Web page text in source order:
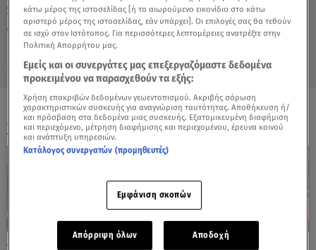
Σάββατο 8 Αυγούστου 2026
24.07.25, 22:14 ΠΟΛΙΤΙΚΗ
ΟΛΑ ΤΑ ΒΙΝΤΕΟ
Μητσοτάκης: Σχεδιάζει
Μαρκόπουλος Κατά Άδωνι
κάτω μέρος της ιστοσελίδας [ή το αιωρούμενο εικονίδιο στο κάτω
αριστερό μέρος της ιστοσελίδας, εάν υπάρχει]. Οι επιλογές σας θα τεθούν
σε ισχύ στον Ιστότοπος. Για περισσότερες λεπτομέρειες ανατρέξτε στην
Πολιτική Απορρήτου μας.
Εμείς και οι συνεργάτες μας επεξεργαζόμαστε δεδομένα
προκειμένου να παρασχεθούν τα εξής:
Χρήση επακριβών δεδομένων γεωεντοπισμού. Ακριβής σάρωση
χαρακτηριστικών συσκευής για αναγνώριση ταυτότητας. Αποθήκευση ή/
και πρόσβαση στα δεδομένα μιας συσκευής. Εξατομικευμένη διαφήμιση
και περιεχόμενο, μέτρηση διαφήμισης και περιεχομένου, έρευνα κοινού
και ανάπτυξη υπηρεσιών.
Κατάλογος συνεργατών (προμηθευτές)
Εμφάνιση σκοπών
Απόρριψη όλων Αποδοχή